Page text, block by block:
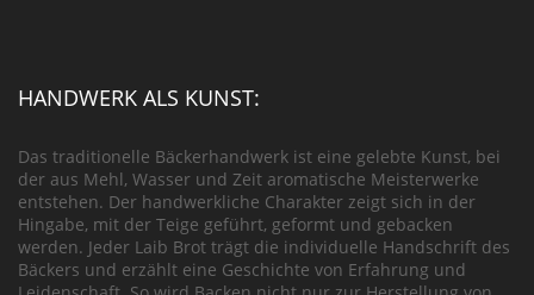
HANDWERK ALS KUNST:
Das traditionelle Bäckerhandwerk ist eine gelebte Kunst, bei
der aus Mehl, Wasser und Zeit aromatische Meisterwerke
entstehen. Der handwerkliche Charakter zeigt sich in der
Hingabe, mit der Teige geführt, geformt und gebacken
werden. Jeder Laib Brot trägt die individuelle Handschrift des
Bäckers und erzählt eine Geschichte von Erfahrung und